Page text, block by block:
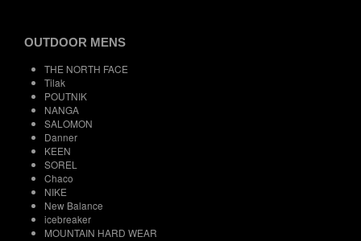
OUTDOOR MENS
THE NORTH FACE
Tilak
POUTNIK
NANGA
SALOMON
Danner
KEEN
SOREL
Chaco
NIKE
New Balance
icebreaker
MOUNTAIN HARD WEAR